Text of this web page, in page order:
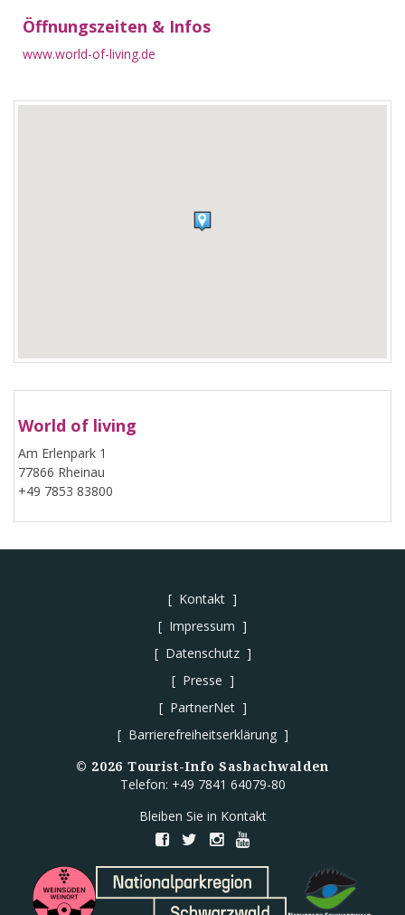
Öffnungszeiten & Infos
www.world-of-living.de
World of living
Am Erlenpark 1
77866 Rheinau
+49 7853 83800
Kontakt
Impressum
Datenschutz
Presse
PartnerNet
Barrierefreiheitserklärung
© 2026 Tourist-Info Sasbachwalden
Telefon: +49 7841 64079-80
Bleiben Sie in Kontakt